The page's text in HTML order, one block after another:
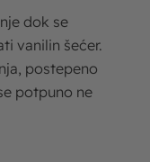
dok se
vanilin šećer.
postepeno
potpuno ne